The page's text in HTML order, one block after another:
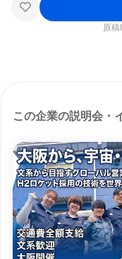
原稿
この企業の説明会・